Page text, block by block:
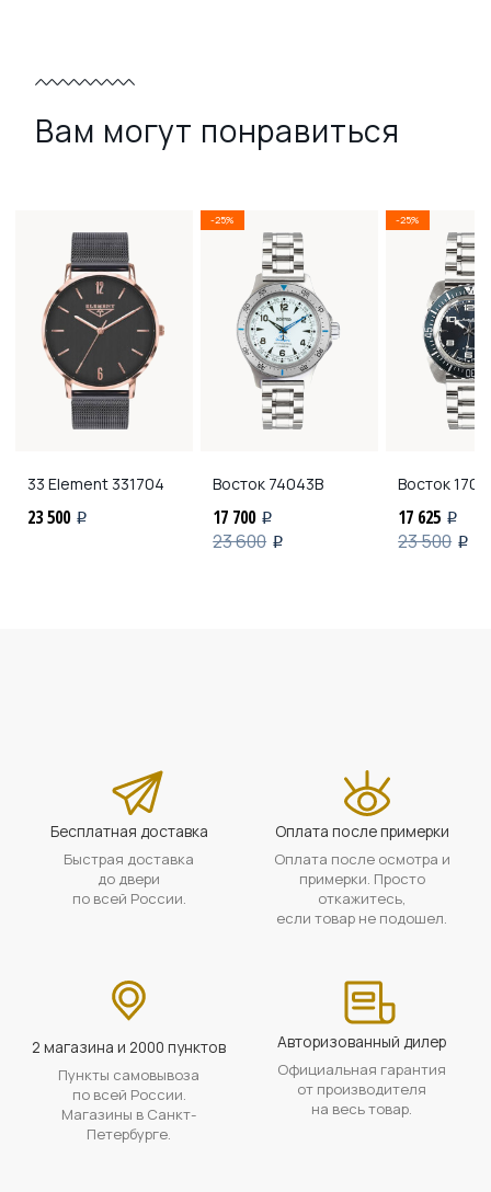
Вам могут понравиться
33 Element 331704
23 500 i
-25%
Восток 74043В
17 700 i
23 600 i
-25%
Восток
17 625 i
23 500 i
Бесплатная доставка
Быстрая доставка
до двери
по всей России.
Оплата после примерки
Оплата после осмотра и
примерки. Просто
откажитесь,
если товар не подошел.
2 магазина и 2000 пунктов
Пункты самовывоза
по всей России.
Магазины в Санкт-
Петербурге.
Авторизованный дилер
Официальная гарантия
от производителя
на весь товар.